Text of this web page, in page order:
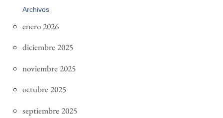
Archivos
enero 2026
diciembre 2025
noviembre 2025
octubre 2025
septiembre 2025